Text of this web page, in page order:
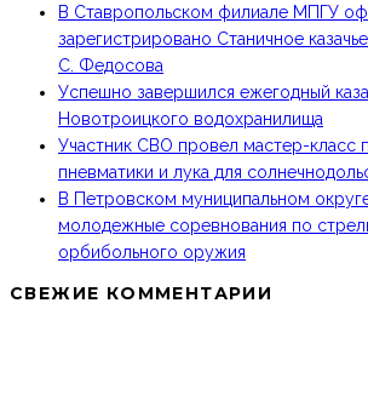
В Ставропольском филиале МПГУ
зарегистрировано Станичное
С. Федосова
Успешно завершился ежегодный
Новотроицкого водохранилища
Участник СВО провел мастер-класс
пневматики и лука для
В Петровском муниципальном
молодежные соревнования по
орбибольного оружия
СВЕЖИЕ КОММЕНТАРИИ